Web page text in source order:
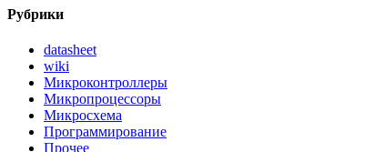
Рубрики
datasheet
wiki
Микроконтроллеры
Микропроцессоры
Микросхема
Программирование
Прочее